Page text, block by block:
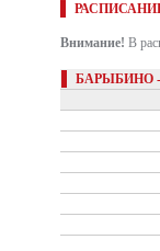
Внимание! В
БАРЫБИНО